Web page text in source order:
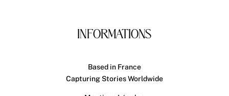
INFORMATIONS
Based in France
Capturing Stories Worldwide